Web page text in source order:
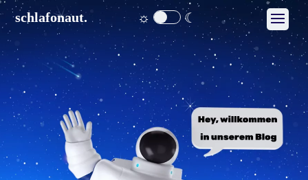
schlafonaut. ☼ ☾